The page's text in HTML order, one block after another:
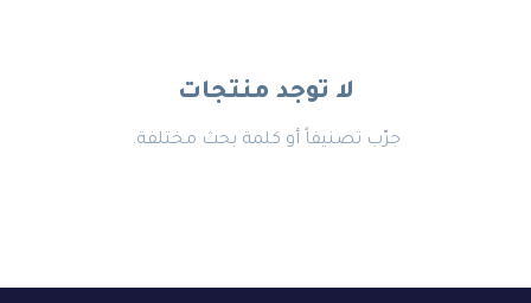
لا توجد منتجات
جرّب تصنيفاً أو كلمة بحث مختلفة.